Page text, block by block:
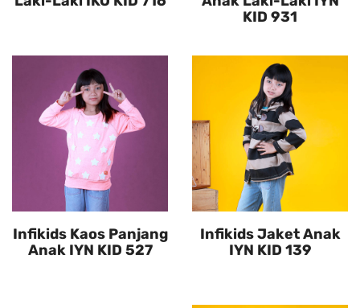
KID 931
Infikids Kaos Panjang
Anak IYN KID 527
Infikids Jaket Anak
IYN KID 139